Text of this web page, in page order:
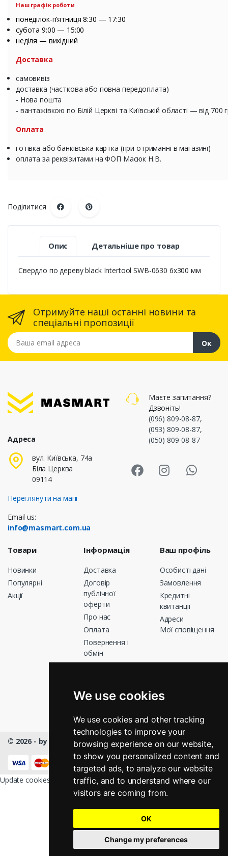
We use cookies
We use cookies and other tracking
technologies to improve your
browsing experience on our website,
to show you personalized content and
targeted ads, to analyze our website
traffic, and to understand where our
visitors are coming from.
OK
Change my preferences
Наш графік роботи
понеділок-п’ятниця 8:30 — 17:30
субота 9:00 — 15:00
неділя — вихідний
Доставка
самовивіз
доставка (часткова або повна передоплата)
- Нова пошта
- вантажівкою по Білій Церкві та Київській області — від 700
Оплата
готівка або банківська картка (при отриманні в магазині)
оплата за реквізитами на ФОП Масюк Н.В.
Поділитися
Опис Детальніше про товар
Свердло по дереву black Intertool SWВ-0630 6х300 мм
Отримуйте наші останні новини та
спеціальні пропозиції
Ваша email адреса
Ок
Адреса
вул. Київська, 74а
Біла Церква
09114
Переглянути на мапі
Email us:
info@masmart.com.ua
Маєте запитання?
Дзвоніть!
(096) 809-08-87,
(093) 809-08-87,
(050) 809-08-87
Товари
Новинки
Популярні
Акції
Інформація
Доставка
Договір
публічної
оферти
Про нас
Оплата
Повернення і
обмін
Графік роботи
нами
Магазини
Ваш профіль
Особисті дані
Замовлення
Кредитні
квитанції
Адреси
Мої сповіщення
© 2026 - by Masmart™- All rights Reserved
Update cookies preferences
КНОПКА
ЗВ'ЯЗКУ